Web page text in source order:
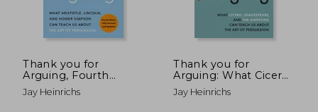
Thank you for
Arguing, Fourth
Edition (Revised and
Updated): What
Jay Heinrichs
Thank you for
Arguing: What Cicero,
Shakespeare and the
Simpsons can Teach
Jay Heinrichs